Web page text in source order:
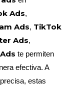
Ads,
Ads, TikTok
Ads,
te permiten
efectiva. A
estas